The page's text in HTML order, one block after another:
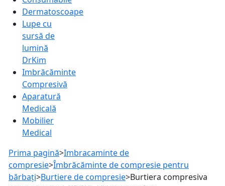
Dermatoscoape
Lupe cu
sursă de
lumină
DrKim
Imbrăcăminte
Compresivă
Aparatură
Medicală
Mobilier
Medical
Prima pagină>Imbracaminte de
compresie>Îmbrăcăminte de compresie pentru
bărbați>Burtiere de compresie>Burtiera compresiva